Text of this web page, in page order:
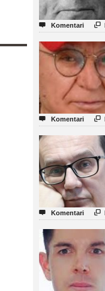
 Komentari 
 Komentari 
 Komentari 